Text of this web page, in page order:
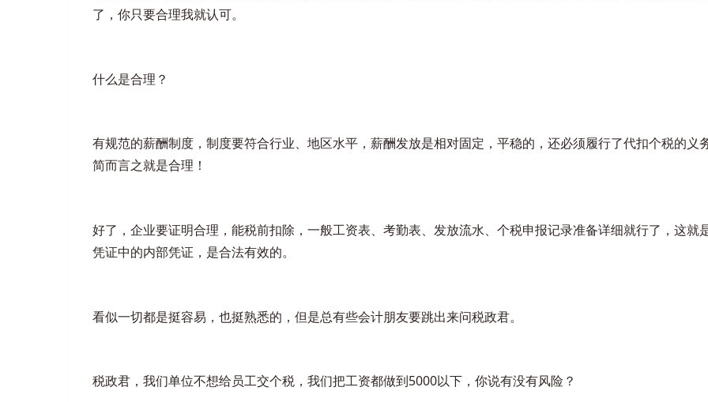
了，你只要合理我就认可。
什么是合理？
有规范的薪酬制度，制度要符合行业、地区水平，薪酬发放是相对固定，平稳的，还必须履行了代扣个税的义
简而言之就是合理！
好了，企业要证明合理，能税前扣除，一般工资表、考勤表、发放流水、个税申报记录准备详细就行了，这就
凭证中的内部凭证，是合法有效的。
看似一切都是挺容易，也挺熟悉的，但是总有些会计朋友要跳出来问税政君。
税政君 ，我们单位不想给员工交个税，我们把工资都做到5000以下，你说有没有风险？